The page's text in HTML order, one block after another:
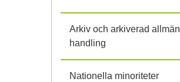
Arkiv och arkiverad allmän
handling
Nationella minoriteter